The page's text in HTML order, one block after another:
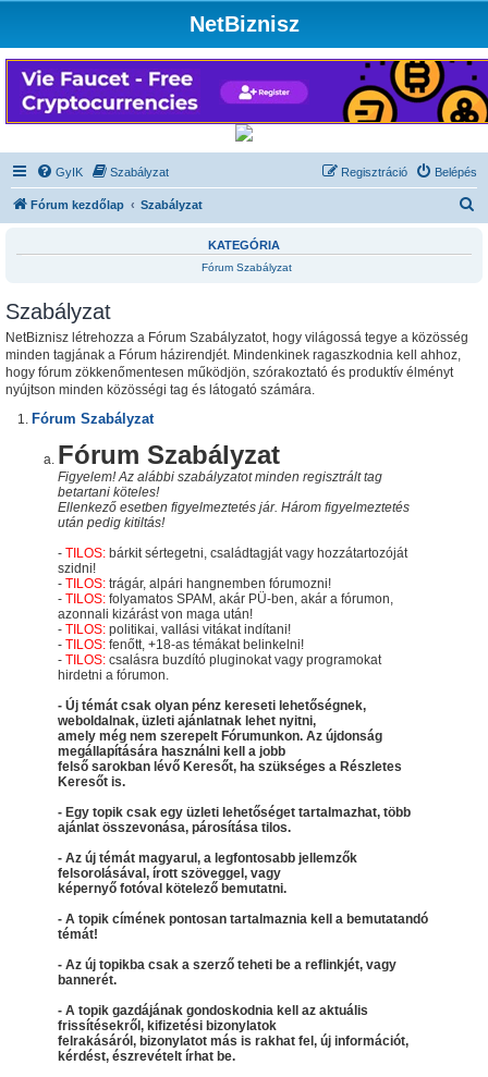
NetBiznisz
GyIK Szabályzat Belépés
Regisztráció
Fórum kezdőlap Szabályzat
KATEGÓRIA
Fórum Szabályzat
Szabályzat
NetBiznisz létrehozza a Fórum Szabályzatot, hogy világossá tegye a közösség
minden tagjának a Fórum házirendjét. Mindenkinek ragaszkodnia kell ahhoz,
hogy fórum zökkenőmentesen működjön, szórakoztató és produktív élményt
nyújtson minden közösségi tag és látogató számára.
Fórum Szabályzat
Fórum Szabályzat
Figyelem! Az alábbi szabályzatot minden regisztrált tag
betartani köteles!
Ellenkező esetben figyelmeztetés jár. Három figyelmeztetés
után pedig kitiltás!
- TILOS: bárkit sértegetni, családtagját vagy hozzátartozóját
szidni!
- TILOS: trágár, alpári hangnemben fórumozni!
- TILOS: folyamatos SPAM, akár PÜ-ben, akár a fórumon,
azonnali kizárást von maga után!
- TILOS: politikai, vallási vitákat indítani!
- TILOS: fenőtt, +18-as témákat belinkelni!
- TILOS: csalásra buzdító pluginokat vagy programokat
hirdetni a fórumon.
- Új témát csak olyan pénz kereseti lehetőségnek,
weboldalnak, üzleti ajánlatnak lehet nyitni,
amely még nem szerepelt Fórumunkon. Az újdonság
megállapítására használni kell a jobb
felső sarokban lévő Keresőt, ha szükséges a Részletes
Keresőt is.
- Egy topik csak egy üzleti lehetőséget tartalmazhat, több
ajánlat összevonása, párosítása tilos.
- Az új témát magyarul, a legfontosabb jellemzők
felsorolásával, írott szöveggel, vagy
képernyő fotóval kötelező bemutatni.
- A topik címének pontosan tartalmaznia kell a bemutatandó
témát!
- Az új topikba csak a szerző teheti be a reflinkjét, vagy
bannerét.
- A topik gazdájának gondoskodnia kell az aktuális
frissítésekről, kifizetési bizonylatok
felrakásáról, bizonylatot más is rakhat fel, új információt,
kérdést, észrevételt írhat be.